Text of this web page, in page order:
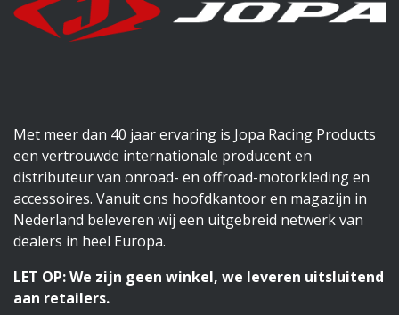
Met meer dan 40 jaar ervaring is Jopa Racing Products
een vertrouwde internationale producent en
distributeur van onroad- en offroad-motorkleding en
accessoires. Vanuit ons hoofdkantoor en magazijn in
Nederland beleveren wij een uitgebreid netwerk van
dealers in heel Europa.
LET OP: We zijn geen winkel, we leveren uitsluitend
aan retailers.